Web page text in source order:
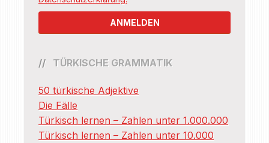
TÜRKISCHE GRAMMATIK
50 türkische Adjektive
Die Fälle
Türkisch lernen – Zahlen unter 1.000.000
Türkisch lernen – Zahlen unter 10.000